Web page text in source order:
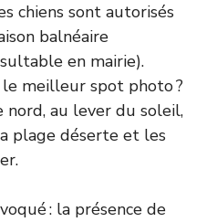
chiens sont autorisés
balnéaire
en mairie).
le meilleur spot photo ?
nord, au lever du soleil,
plage déserte et les
: la présence de